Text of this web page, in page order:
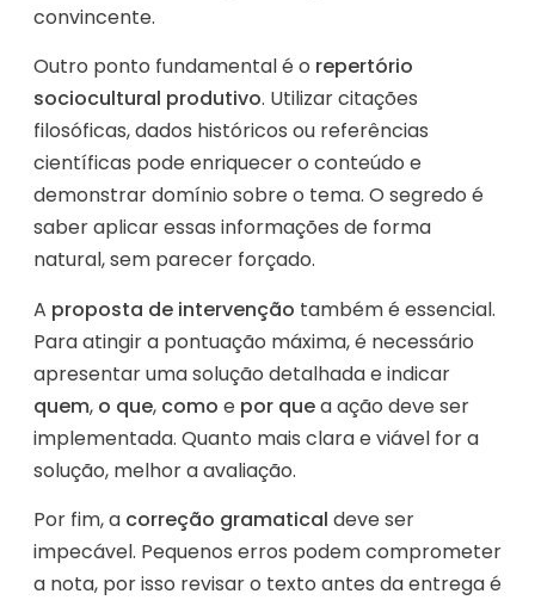
convincente.
Outro ponto fundamental é o repertório
sociocultural produtivo. Utilizar citações
filosóficas, dados históricos ou referências
científicas pode enriquecer o conteúdo e
demonstrar domínio sobre o tema. O segredo é
saber aplicar essas informações de forma
natural, sem parecer forçado.
A proposta de intervenção também é essencial.
Para atingir a pontuação máxima, é necessário
apresentar uma solução detalhada e indicar
quem, o que, como e por quea ação deve ser
implementada. Quanto mais clara e viável for a
solução, melhor a avaliação.
Por fim, a correção gramatical deve ser
impecável. Pequenos erros podem comprometer
a nota, por isso revisar o texto antes da entrega é